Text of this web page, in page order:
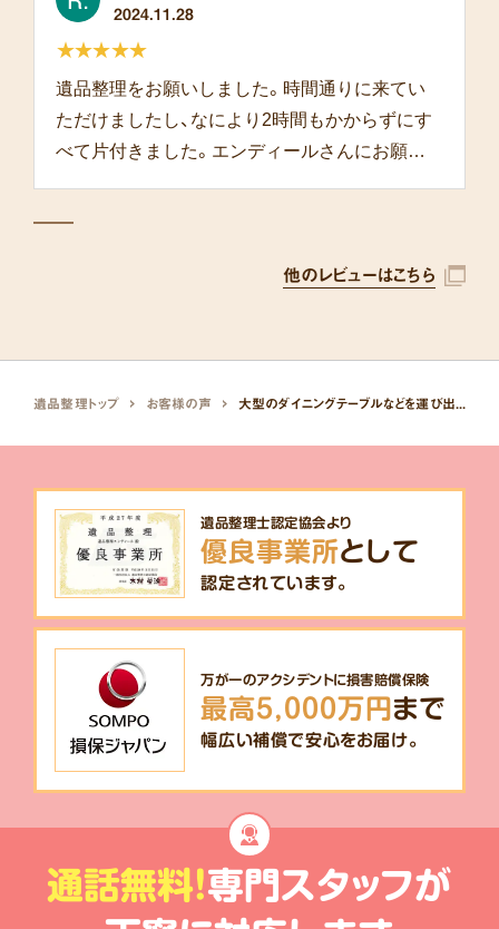
2024.11.28
遺品整理をお願いしました。時間通りに来てい
ただけましたし、なにより2時間もかからずにす
べて片付きました。エンディールさんにお願い
★★★★★
他のレビューはこちら
遺品整理トップ お客様の声
遺品整理士認定協会より
優良事業所として
認定されています。
万が一のアクシデントに損害賠償保険
最高5,000万円まで
幅広い補償で安心をお届け。
通話無料!専門スタッフが